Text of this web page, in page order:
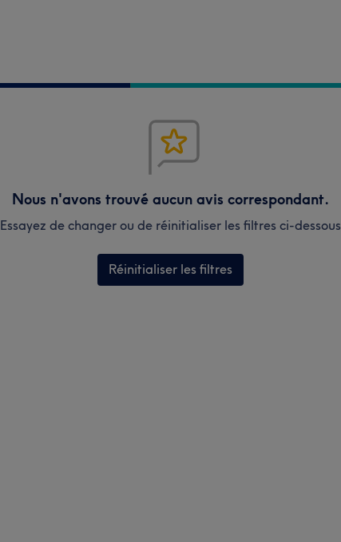
Nous n'avons trouvé aucun avis correspondant.
Essayez de changer ou de réinitialiser les filtres ci-dessous
Réinitialiser les filtres